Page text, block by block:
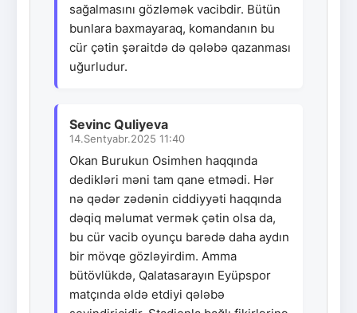
sağalmasını gözləmək vacibdir. Bütün
bunlara baxmayaraq, komandanın bu
cür çətin şəraitdə də qələbə qazanması
uğurludur.
Sevinc Quliyeva
14.Sentyabr.2025 11:40
Okan Burukun Osimhen haqqında
dedikləri məni tam qane etmədi. Hər
nə qədər zədənin ciddiyyəti haqqında
dəqiq məlumat vermək çətin olsa da,
bu cür vacib oyunçu barədə daha aydın
bir mövqe gözləyirdim. Amma
bütövlükdə, Qalatasarayın Eyüpspor
matçında əldə etdiyi qələbə